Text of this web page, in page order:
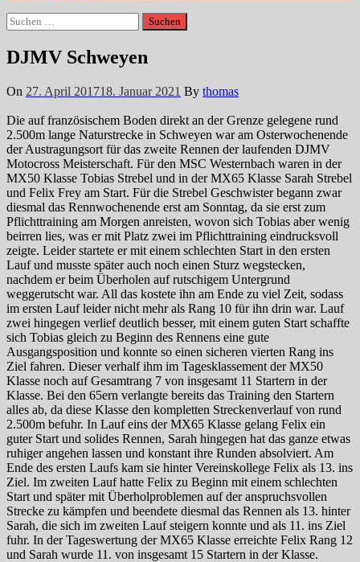
Suchen
nach:
DJMV Schweyen
On 27. April 201718. Januar 2021 By thomas
Die auf französischem Boden direkt an der Grenze gelegene rund
2.500m lange Naturstrecke in Schweyen war am Osterwochenende
der Austragungsort für das zweite Rennen der laufenden DJMV
Motocross Meisterschaft. Für den MSC Westernbach waren in der
MX50 Klasse Tobias Strebel und in der MX65 Klasse Sarah Strebel
und Felix Frey am Start. Für die Strebel Geschwister begann zwar
diesmal das Rennwochenende erst am Sonntag, da sie erst zum
Pflichttraining am Morgen anreisten, wovon sich Tobias aber wenig
beirren lies, was er mit Platz zwei im Pflichttraining eindrucksvoll
zeigte. Leider startete er mit einem schlechten Start in den ersten
Lauf und musste später auch noch einen Sturz wegstecken,
nachdem er beim Überholen auf rutschigem Untergrund
weggerutscht war. All das kostete ihn am Ende zu viel Zeit, sodass
im ersten Lauf leider nicht mehr als Rang 10 für ihn drin war. Lauf
zwei hingegen verlief deutlich besser, mit einem guten Start schaffte
sich Tobias gleich zu Beginn des Rennens eine gute
Ausgangsposition und konnte so einen sicheren vierten Rang ins
Ziel fahren. Dieser verhalf ihm im Tagesklassement der MX50
Klasse noch auf Gesamtrang 7 von insgesamt 11 Startern in der
Klasse. Bei den 65ern verlangte bereits das Training den Startern
alles ab, da diese Klasse den kompletten Streckenverlauf von rund
2.500m befuhr. In Lauf eins der MX65 Klasse gelang Felix ein
guter Start und solides Rennen, Sarah hingegen hat das ganze etwas
ruhiger angehen lassen und konstant ihre Runden absolviert. Am
Ende des ersten Laufs kam sie hinter Vereinskollege Felix als 13. ins
Ziel. Im zweiten Lauf hatte Felix zu Beginn mit einem schlechten
Start und später mit Überholproblemen auf der anspruchsvollen
Strecke zu kämpfen und beendete diesmal das Rennen als 13. hinter
Sarah, die sich im zweiten Lauf steigern konnte und als 11. ins Ziel
fuhr. In der Tageswertung der MX65 Klasse erreichte Felix Rang 12
und Sarah wurde 11. von insgesamt 15 Startern in der Klasse.